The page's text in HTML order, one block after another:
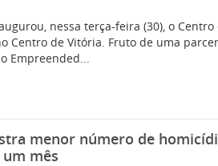
nessa terça-feira (30), o
Centro de Vitória. Fruto de uma
Empreended...
menor número de
mês